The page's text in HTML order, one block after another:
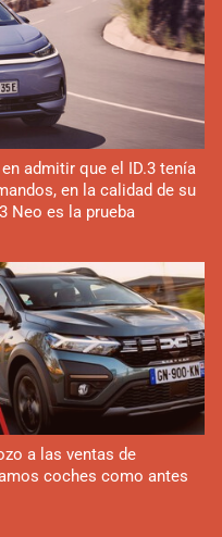
admitir que el ID.3 tenía
en la calidad de su
Neo es la prueba
a las ventas de
coches como antes